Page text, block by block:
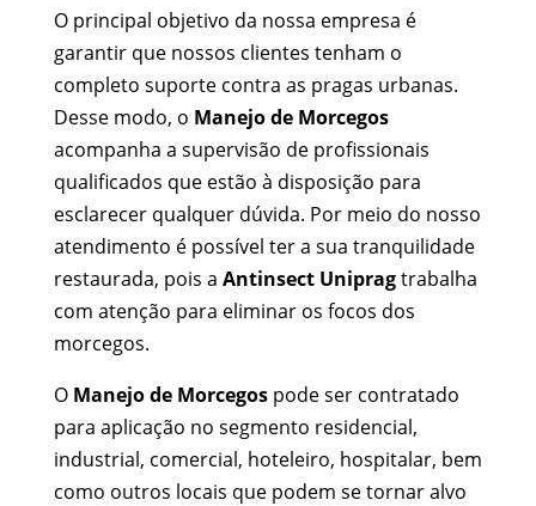
O principal objetivo da nossa empresa é
garantir que nossos clientes tenham o
completo suporte contra as pragas urbanas.
Desse modo, o Manejo de Morcegos
acompanha a supervisão de profissionais
qualificados que estão à disposição para
esclarecer qualquer dúvida. Por meio do nosso
atendimento é possível ter a sua tranquilidade
restaurada, pois a Antinsect Unipragtrabalha
com atenção para eliminar os focos dos
morcegos.
O Manejo de Morcegospode ser contratado
para aplicação no segmento residencial,
industrial, comercial, hoteleiro, hospitalar, bem
como outros locais que podem se tornar alvo